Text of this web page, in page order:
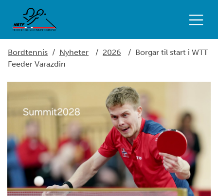
Bordtennis / Nyheter / 2026 / Borgar til start i WTT
Feeder Varazdin